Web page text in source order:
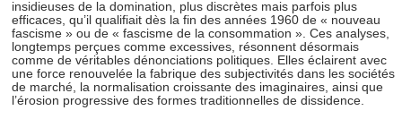
insidieuses de la domination, plus discrètes mais parfois plus
efficaces, qu’il qualifiait dès la fin des années 1960 de « nouveau
fascisme » ou de « fascisme de la consommation ». Ces analyses,
longtemps perçues comme excessives, résonnent désormais
comme de véritables dénonciations politiques. Elles éclairent avec
une force renouvelée la fabrique des subjectivités dans les sociétés
de marché, la normalisation croissante des imaginaires, ainsi que
l’érosion progressive des formes traditionnelles de dissidence.